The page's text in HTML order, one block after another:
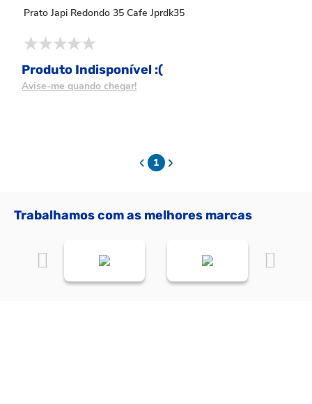
Prato Japi Redondo 35 Cafe Jprdk35
Produto Indisponível :(
Avise-me quando chegar!
1
Trabalhamos com as melhores marcas